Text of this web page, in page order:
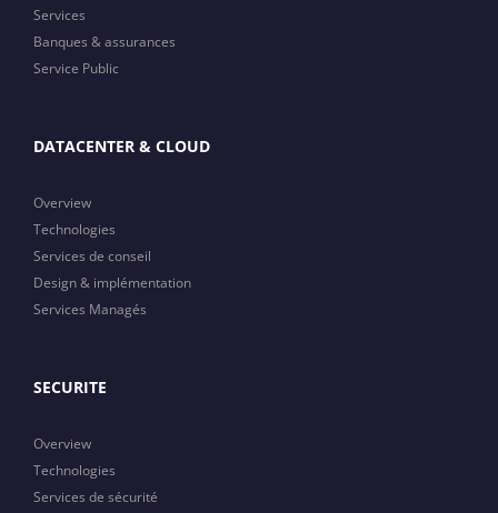
Services
Banques & assurances
Service Public
DATACENTER & CLOUD
Overview
Technologies
Services de conseil
Design & implémentation
Services Managés
SECURITE
Overview
Technologies
Services de sécurité